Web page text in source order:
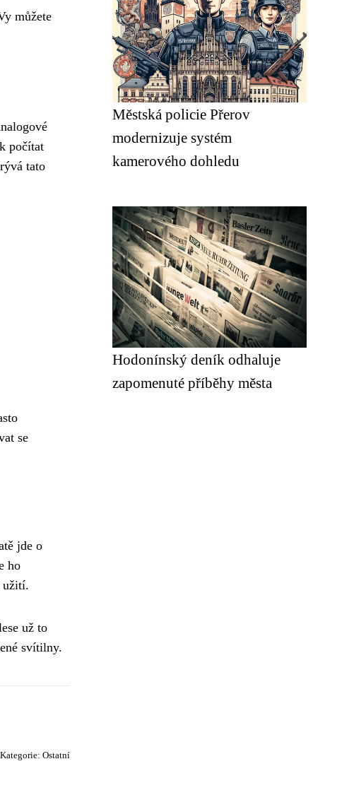
můžete
počítat
tato
se
jde o
ho
užití.
už to
svítilny.
Kategorie: Ostatní
Městská policie Přerov
modernizuje systém
kamerového dohledu
Hodonínský deník odhaluje
zapomenuté příběhy města